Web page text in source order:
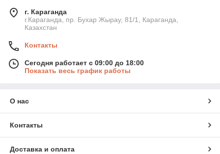
г. Караганда
г.Караганда, пр. Бухар Жырау, 81/1, Караганда,
Казахстан
Контакты
Сегодня работает с 09:00 до 18:00
Показать весь график работы
О нас
Контакты
Доставка и оплата